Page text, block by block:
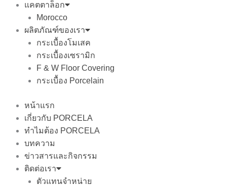
แคตตาล็อก
Morocco
ผลิตภัณฑ์ของเรา
กระเบื้องโมเสค
กระเบื้องเซรามิก
F & W Floor Covering
กระเบื้อง Porcelain
หน้าแรก
เกี่ยวกับ PORCELA
ทำไมต้อง PORCELA
บทความ
ข่าวสารและกิจกรรม
ติดต่อเรา
ตัวแทนจำหน่าย